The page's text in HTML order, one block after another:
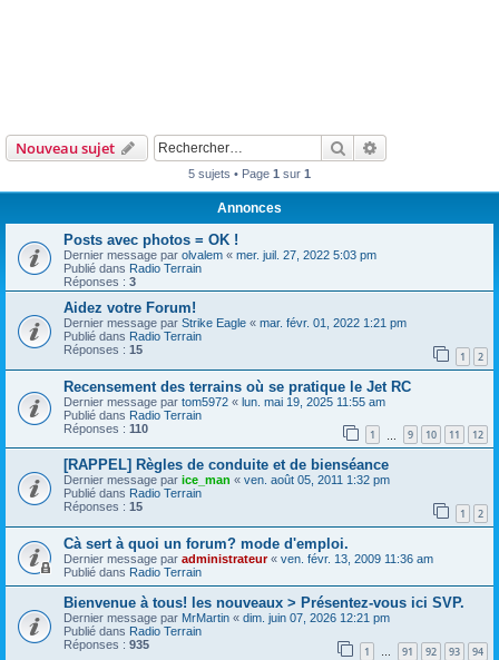
Nouveau sujet Rechercher
5 sujets • Page 1 sur 1
Annonces
Posts avec photos = OK !
Dernier message par olvalem « mer. juil. 27, 2022 5:03 pm
Publié dans Radio Terrain
Réponses : 3
Aidez votre Forum!
Dernier message par Strike Eagle « mar. févr. 01, 2022 1:21 pm
Publié dans Radio Terrain
Réponses : 15 1 2
Recensement des terrains où se pratique le Jet RC
Dernier message par tom5972 « lun. mai 19, 2025 11:55 am
Publié dans Radio Terrain
Réponses : 110 1 9 10 11 12
[RAPPEL] Règles de conduite et de bienséance
Dernier message par ice_man « ven. août 05, 2011 1:32 pm
Publié dans Radio Terrain
Réponses : 15 1 2
Cà sert à quoi un forum? mode d'emploi.
Dernier message par administrateur« ven. févr. 13, 2009 11:36 am
Publié dans Radio Terrain
Bienvenue à tous! les nouveaux > Présentez-vous ici SVP.
Dernier message par MrMartin « dim. juin 07, 2026 12:21 pm
Publié dans Radio Terrain
Réponses : 935 1 … 91 92 93 94